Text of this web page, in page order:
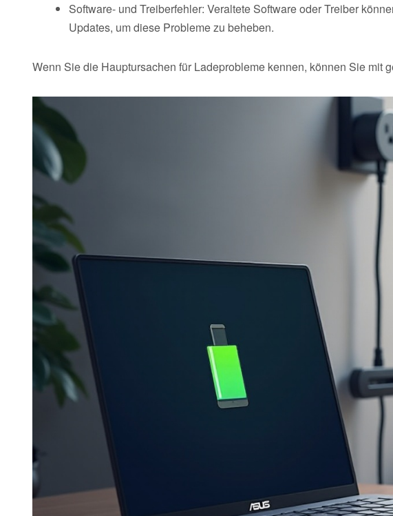
Software- und Treiberfehler: Veraltete Software oder Treiber
Updates, um diese Probleme zu beheben.
Wenn Sie die Hauptursachen für Ladeprobleme kennen, können Sie mit